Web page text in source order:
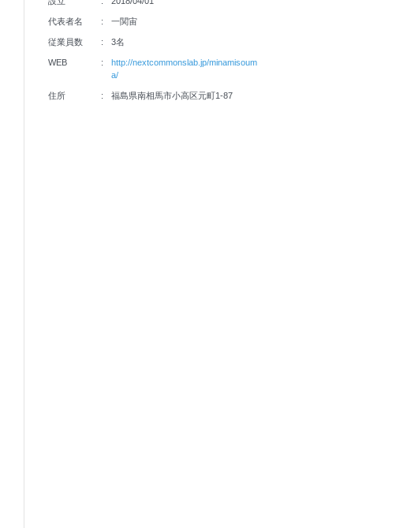
代表者名 一関宙
従業員数 3名
WEB
http://nextcommonslab.jp/minamisoum
a/
住所 福島県南相馬市小高区元町1-87